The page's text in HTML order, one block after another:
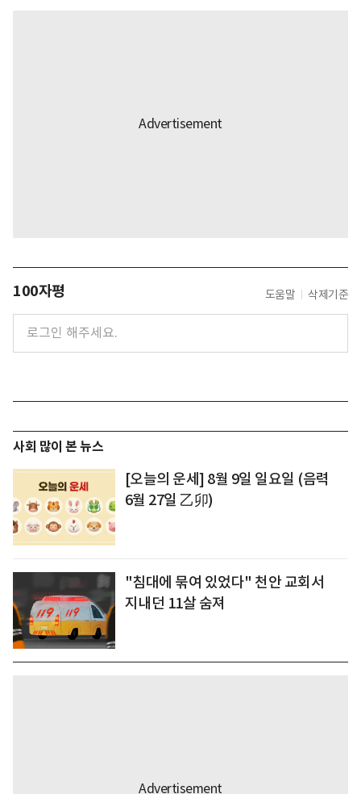
100자평 도움말 삭제기준
사회 많이 본 뉴스
[오늘의 운세] 8월 9일 일요일 (음력
6월 27일 乙卯)
"침대에 묶여 있었다" 천안 교회서
지내던 11살 숨져